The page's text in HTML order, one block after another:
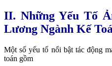
II. Những Yếu Tố
Lương Ngành Kế
Một số yếu tố nổi bật tác động
toán gồm